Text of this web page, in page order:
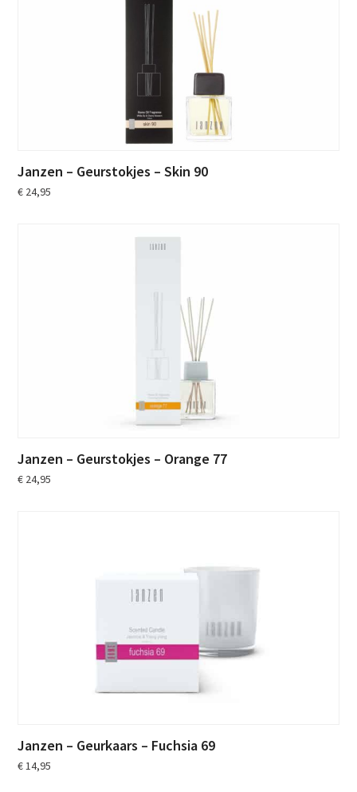
Janzen – Geurstokjes – Skin 90
€ 24,95
Janzen – Geurstokjes – Orange 77
€ 24,95
Janzen – Geurkaars – Fuchsia 69
€14,95